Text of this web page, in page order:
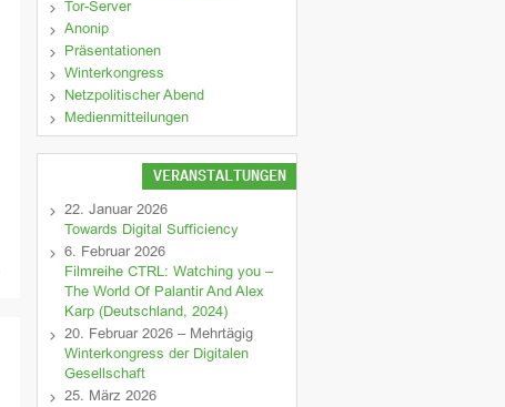
Tor-Server
Anonip
Präsentationen
Winterkongress
Netzpolitischer Abend
Medienmitteilungen
VERANSTALTUNGEN
22. Januar 2026
Towards Digital Sufficiency
6. Februar 2026
Filmreihe CTRL: Watching you –
The World Of Palantir And Alex
Karp (Deutschland, 2024)
20. Februar 2026 – Mehrtägig
Winterkongress der Digitalen
Gesellschaft
25. März 2026